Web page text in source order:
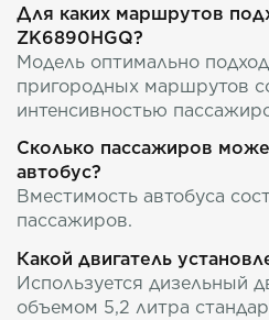
Для каких маршрутов
ZK6890HGQ?
Модель оптимально
пригородных маршрутов
интенсивностью
Сколько пассажиров
автобус?
Вместимость автобуса
пассажиров.
Какой двигатель
Используется дизельный
объемом 5,2 литра